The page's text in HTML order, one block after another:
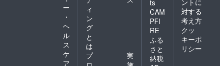
使って
くださ
い！な
んでも
希望を
叶えま
す！ ※
ー
・
ヘ
ル
ス
ケ
ア
ィ
ン
グ
と
は
プ
実
ts
CAM
PFI
RE
ふる
さと
納税
ントに
対する
考え方
クッ
キーポ
リシー